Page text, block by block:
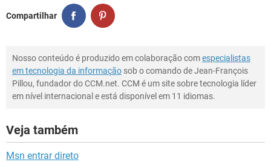
Compartilhar
Nosso conteúdo é produzido em colaboração comespecialistas
em tecnologia da informação sob o comando de Jean-François
Pillou, fundador do CCM.net. CCM é um site sobre tecnologia líder
em nível internacional e está disponível em 11 idiomas.
Veja também
Msn entrar direto